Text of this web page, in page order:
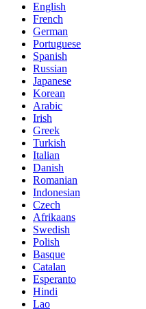
English
French
German
Portuguese
Spanish
Russian
Japanese
Korean
Arabic
Irish
Greek
Turkish
Italian
Danish
Romanian
Indonesian
Czech
Afrikaans
Swedish
Polish
Basque
Catalan
Esperanto
Hindi
Lao